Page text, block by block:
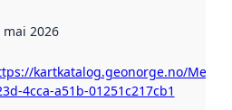
mai 2026
kartkatalog.geonorge.no/
4cca-a51b-01251c217cb1